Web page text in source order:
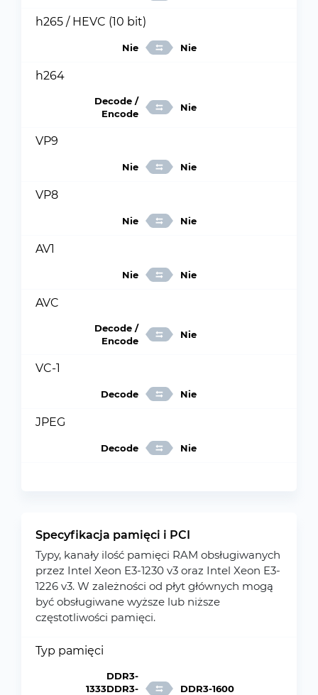
h265 / HEVC (10 bit)
Nie Nie
h264
Decode /
Encode
Nie
VP9
Nie Nie
VP8
Nie Nie
AV1
Nie Nie
AVC
Decode /
Encode
Nie
VC-1
Decode Nie
JPEG
Decode Nie
Specyfikacja pamięci i PCI
Typy, kanały ilość pamięci RAM obsługiwanych
przez Intel Xeon E3-1230 v3 oraz Intel Xeon E3-
1226 v3. W zależności od płyt głównych mogą
być obsługiwane wyższe lub niższe
częstotliwości pamięci.
Typ pamięci
DDR3-
1333DDR3-
DDR3-1600